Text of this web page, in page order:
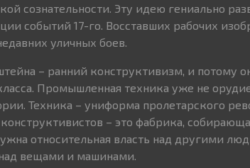
сознательности. Эту идею гениально
событий 17-го. Восставших рабочих
уличных боев.
– ранний конструктивизм, и потому
Промышленная техника уже не
Техника – униформа пролетарского
– это фабрика,
относительная власть над другими
вещами и машинами.